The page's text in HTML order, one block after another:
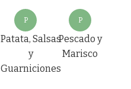
P
Patata, Salsas
y
Guarniciones
P
Pescado y
Marisco